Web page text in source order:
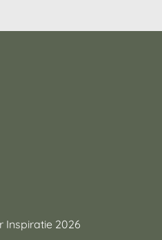
Inspiratie 2026